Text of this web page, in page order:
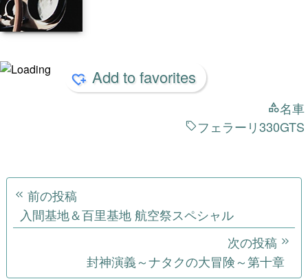
Add to favorites
名車
フェラーリ330GTS
前の投稿
入間基地＆百里基地 航空祭スペシャル
次の投稿
封神演義～ナタクの大冒険～第十章